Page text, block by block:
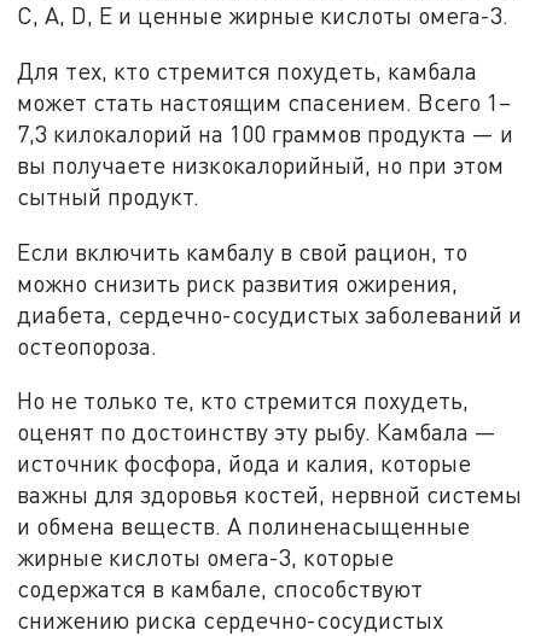
C, A, D, E и ценные жирные кислоты омега-3.
Для тех, кто стремится похудеть, камбала
может стать настоящим спасением. Всего 1–
7,3 килокалорий на 100 граммов продукта — и
вы получаете низкокалорийный, но при этом
сытный продукт.
Если включить камбалу в свой рацион, то
можно снизить риск развития ожирения,
диабета, сердечно-сосудистых заболеваний и
остеопороза.
Но не только те, кто стремится похудеть,
оценят по достоинству эту рыбу. Камбала —
источник фосфора, йода и калия, которые
важны для здоровья костей, нервной системы
и обмена веществ. А полиненасыщенные
жирные кислоты омега-3, которые
содержатся в камбале, способствуют
снижению риска сердечно-сосудистых